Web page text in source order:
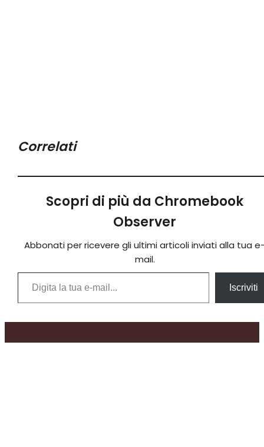
Correlati
Scopri di più da Chromebook
Observer
Abbonati per ricevere gli ultimi articoli inviati alla tua
mail.
Digita la tua e-mail...
Iscriviti